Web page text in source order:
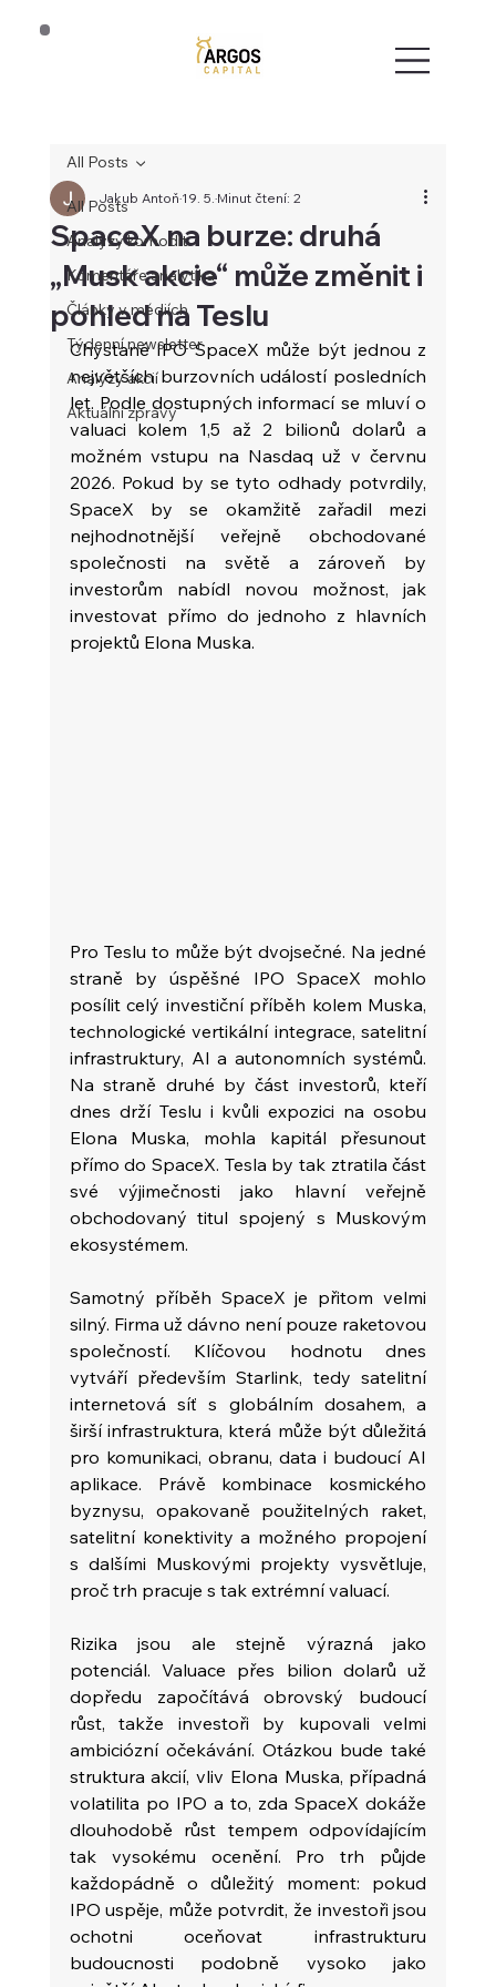
All Posts
Analýzy komodit
Komentáře analytika
Články v médiích
Týdenní newsletter
Analýzy akcií
Aktuální zprávy
All Posts
SpaceX na burze: druhá
„Musk akcie“ může změnit i
pohled na Teslu
Jakub Antoň19. 5. Minut čtení: 2
Chystané IPO SpaceX může být jednou z
největších burzovních událostí posledních
let. Podle dostupných informací se mluví o
valuaci kolem 1,5 až 2 bilionů dolarů a
možném vstupu na Nasdaq už v červnu
2026. Pokud by se tyto odhady potvrdily,
SpaceX by se okamžitě zařadil mezi
nejhodnotnější veřejně obchodované
společnosti na světě a zároveň by
investorům nabídl novou možnost, jak
investovat přímo do jednoho z hlavních
projektů Elona Muska.
Pro Teslu to může být dvojsečné. Na jedné
straně by úspěšné IPO SpaceX mohlo
posílit celý investiční příběh kolem Muska,
technologické vertikální integrace, satelitní
infrastruktury, AI a autonomních systémů.
Na straně druhé by část investorů, kteří
dnes drží Teslu i kvůli expozici na osobu
Elona Muska, mohla kapitál přesunout
přímo do SpaceX. Tesla by tak ztratila část
své výjimečnosti jako hlavní veřejně
obchodovaný titul spojený s Muskovým
ekosystémem.
Samotný příběh SpaceX je přitom velmi
silný. Firma už dávno není pouze raketovou
společností. Klíčovou hodnotu dnes
vytváří především Starlink, tedy satelitní
internetová síť s globálním dosahem, a
širší infrastruktura, která může být důležitá
pro komunikaci, obranu, data i budoucí AI
aplikace. Právě kombinace kosmického
byznysu, opakovaně použitelných raket,
satelitní konektivity a možného propojení
s dalšími Muskovými projekty vysvětluje,
proč trh pracuje s tak extrémní valuací.
Rizika jsou ale stejně výrazná jako
potenciál. Valuace přes bilion dolarů už
dopředu započítává obrovský budoucí
růst, takže investoři by kupovali velmi
ambiciózní očekávání. Otázkou bude také
struktura akcií, vliv Elona Muska, případná
volatilita po IPO a to, zda SpaceX dokáže
dlouhodobě růst tempem odpovídajícím
tak vysokému ocenění. Pro trh půjde
každopádně o důležitý moment: pokud
IPO uspěje, může potvrdit, že investoři jsou
ochotni oceňovat infrastrukturu
budoucnosti podobně vysoko jako